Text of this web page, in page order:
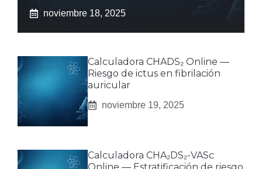
noviembre 18, 2025
Calculadora CHADS₂ Online —
Riesgo de ictus en fibrilación
auricular
noviembre 19, 2025
Calculadora CHA₂DS₂-VASc